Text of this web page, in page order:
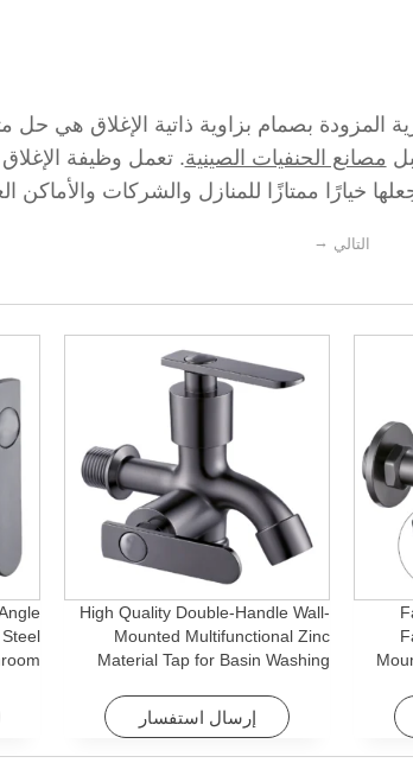
المزودة بصمام بزاوية ذاتية الإغلاق هي حل
مصانع الحنفيات الصينية. تعمل وظيفة الإغلاق
خيارًا ممتازًا للمنازل والشركات والأماكن
التالي →
High Quality Double-Handle Wall-
Mounted Multifunctional Zinc
Material Tap for Basin Washing
إرسال استفسار